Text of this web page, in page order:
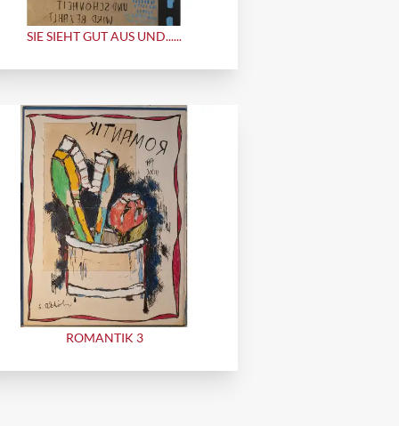
SIE SIEHT GUT AUS UND......
ROMANTIK 3